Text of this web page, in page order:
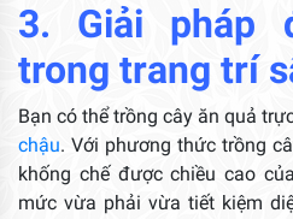
3. Giải pháp
trong trang trí
Bạn có thể trồng cây ăn quả
chậu. Với phương thức trồng
khống chế được chiều cao
mức vừa phải vừa tiết kiệm